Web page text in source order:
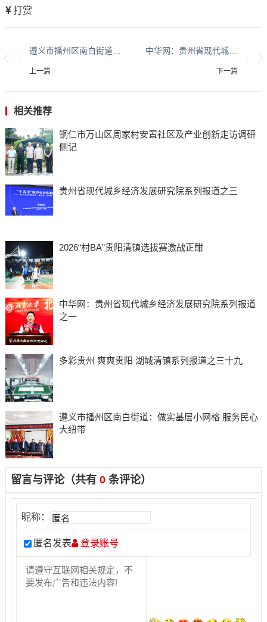
打赏
遵义市播州区南白街道：做实基层小网格 服务民心大纽带
上一篇
中华网：贵州省现代城乡经济发展研究院系列报道之一
下一篇
相关推荐
铜仁市万山区周家村安置社区及产业创新走访调研
侧记
贵州省现代城乡经济发展研究院系列报道之三
2026“村BA”贵阳清镇选拔赛激战正酣
中华网：贵州省现代城乡经济发展研究院系列报道
之一
多彩贵州 爽爽贵阳 湖城清镇系列报道之三十九
遵义市播州区南白街道：做实基层小网格 服务民心
大纽带
留言与评论（共有 0条评论）
昵称：
匿名发表 登录账号